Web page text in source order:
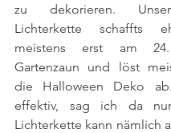
zu dekorieren.
Lichterkette schaffts
meistens erst am
Gartenzaun und löst
die Halloween Deko
effektiv, sag ich da
Lichterkette kann nämlich